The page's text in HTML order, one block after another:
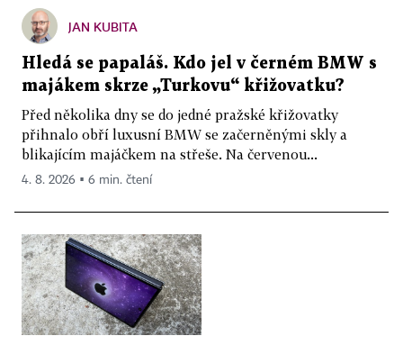
JAN KUBITA
Hledá se papaláš. Kdo jel v černém BMW s
majákem skrze „Turkovu“ křižovatku?
Před několika dny se do jedné pražské křižovatky
přihnalo obří luxusní BMW se začerněnými skly a
blikajícím majáčkem na střeše. Na červenou...
4. 8. 2026 ▪ 6 min. čtení